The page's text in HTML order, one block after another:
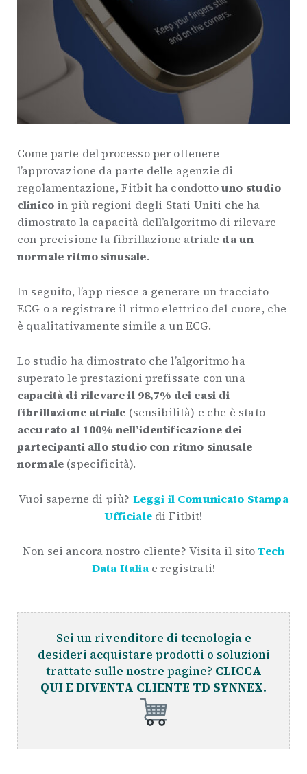
Come parte del processo per ottenere
l’approvazione da parte delle agenzie di
regolamentazione, Fitbit ha condottouno studio
clinico in più regioni degli Stati Uniti che ha
dimostrato la capacità dell’algoritmo di rilevare
con precisione la fibrillazione atriale da un
normale ritmo sinusale.
In seguito, l’app riesce a generare un tracciato
ECG o a registrare il ritmo elettrico del cuore, che
è qualitativamente simile a un ECG.
Lo studio ha dimostrato che l’algoritmo ha
superato le prestazioni prefissate con una
capacità di rilevare il 98,7% dei casi di
fibrillazione atriale (sensibilità) e che è stato
accurato al 100% nell’identificazione dei
partecipanti allo studio con ritmo sinusale
normale (specificità).
Vuoi saperne di più? Leggi il Comunicato Stampa
Ufficialedi Fitbit!
Non sei ancora nostro cliente? Visita il sitoTech
Data Italiae registrati!
Sei un rivenditore di tecnologia e
desideri acquistare prodotti o soluzioni
trattate sulle nostre pagine? CLICCA
QUI E DIVENTA CLIENTE TD SYNNEX.